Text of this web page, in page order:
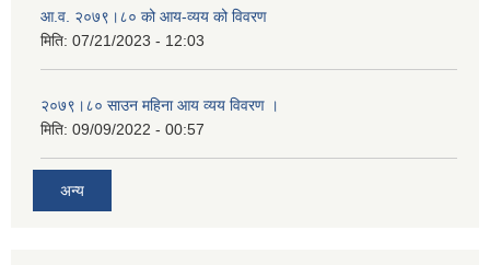
आ.व. २०७९।८० को आय-व्यय को विवरण
मिति: 07/21/2023 - 12:03
२०७९।८० साउन महिना आय व्यय विवरण ।
मिति: 09/09/2022 - 00:57
अन्य